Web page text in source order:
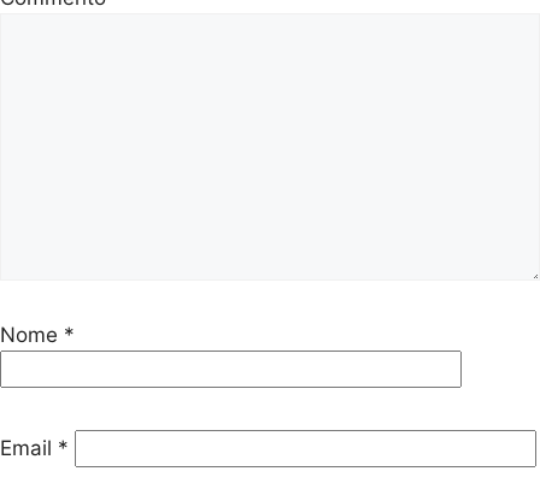
Nome *
Email *